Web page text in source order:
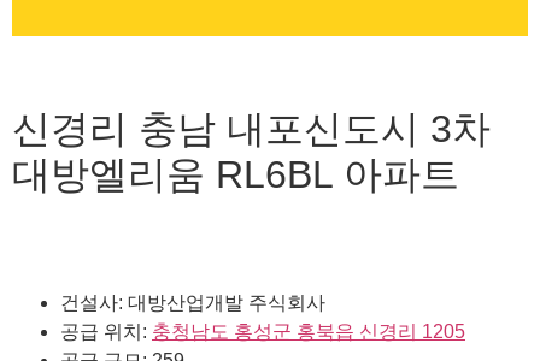
신경리 충남 내포신도시 3차
대방엘리움 RL6BL 아파트
건설사: 대방산업개발 주식회사
공급 위치: 충청남도 홍성군 홍북읍 신경리 1205